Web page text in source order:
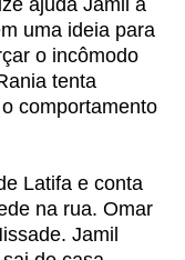
ajuda Jamil a
uma ideia para
o incômodo
tenta
comportamento
Latifa e conta
na rua. Omar
Jamil